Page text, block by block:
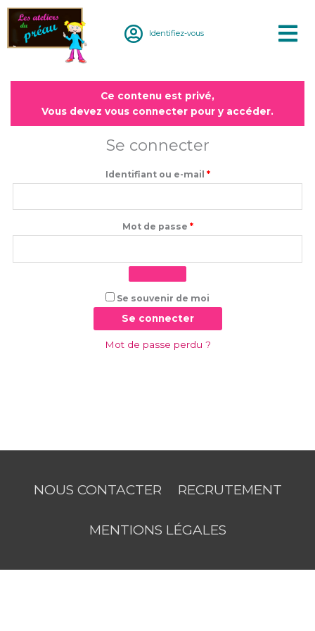
Aller
contenu
Identifiez-vous
Ce contenu est privé,
Vous devez vous connecter pour y accéder.
Se connecter
Identifiant ou e-mail *
Mot de passe *
Obligatoire
Se souvenir de moi
Se connecter
Mot de passe perdu ?
NOUS CONTACTER RECRUTEMENT
MENTIONS LÉGALES